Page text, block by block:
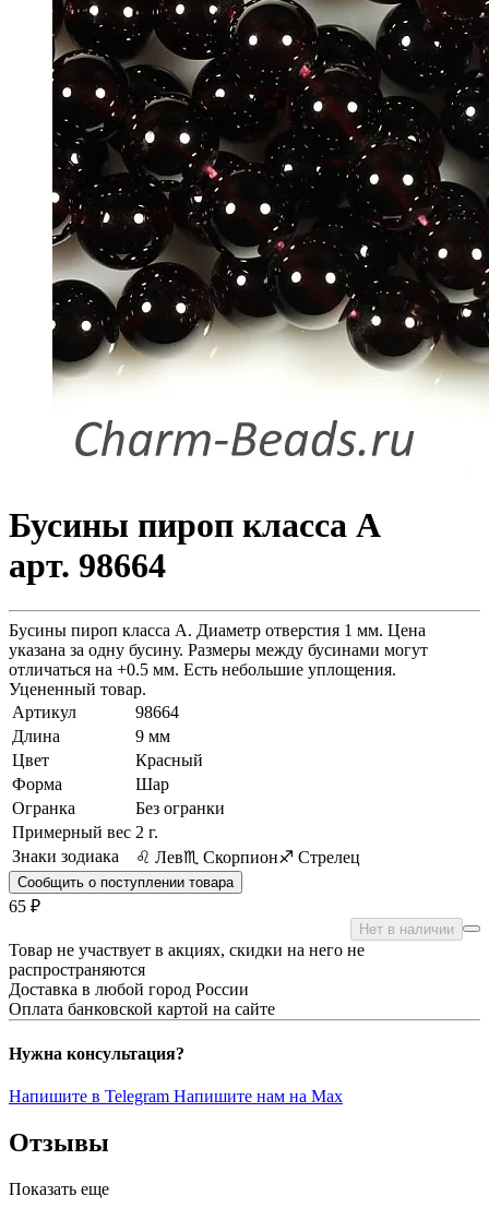
Бусины пироп класса А
арт. 98664
Бусины пироп класса А. Диаметр отверстия 1 мм. Цена
указана за одну бусину. Размеры между бусинами могут
отличаться на +0.5 мм. Есть небольшие уплощения.
Уцененный товар.
Артикул
98664
Длина
9 мм
Цвет
Красный
Форма
Шар
Огранка
Без огранки
Примерный вес 2 г.
Знаки зодиака
♌ Лев♏ Скорпион♐ Стрелец
Сообщить о поступлении товара
65 ₽
Нет в наличии
Товар не участвует в акциях, скидки на него не
распространяются
Доставка в любой город России
Оплата банковской картой на сайте
Нужна консультация?
Напишите в Telegram Напишите нам на Max
Отзывы
Показать еще